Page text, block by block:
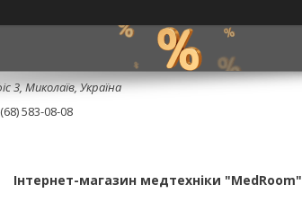
3, Миколаїв, Україна
583-08-08
Інтернет-магазин медтехніки "MedRoom"